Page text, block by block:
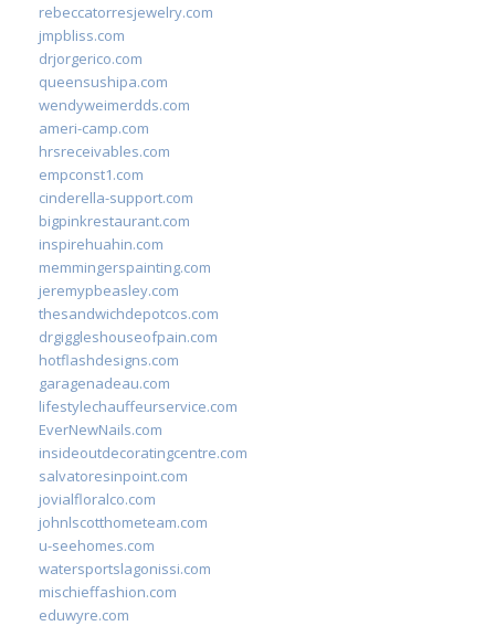
rebeccatorresjewelry.com
jmpbliss.com
drjorgerico.com
queensushipa.com
wendyweimerdds.com
ameri-camp.com
hrsreceivables.com
empconst1.com
cinderella-support.com
bigpinkrestaurant.com
inspirehuahin.com
memmingerspainting.com
jeremypbeasley.com
thesandwichdepotcos.com
drgiggleshouseofpain.com
hotflashdesigns.com
garagenadeau.com
lifestylechauffeurservice.com
EverNewNails.com
insideoutdecoratingcentre.com
salvatoresinpoint.com
jovialfloralco.com
johnlscotthometeam.com
u-seehomes.com
watersportslagonissi.com
mischieffashion.com
eduwyre.com